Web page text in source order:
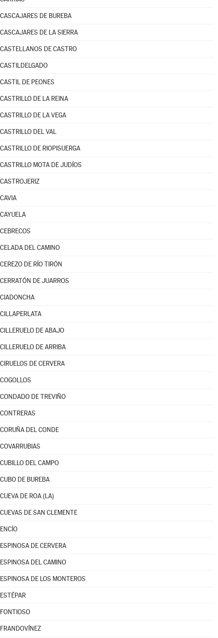
CASCAJARES DE BUREBA
CASCAJARES DE LA SIERRA
CASTELLANOS DE CASTRO
CASTILDELGADO
CASTIL DE PEONES
CASTRILLO DE LA REINA
CASTRILLO DE LA VEGA
CASTRILLO DEL VAL
CASTRILLO DE RIOPISUERGA
CASTRILLO MOTA DE JUDÍOS
CASTROJERIZ
CAVIA
CAYUELA
CEBRECOS
CELADA DEL CAMINO
CEREZO DE RÍO TIRÓN
CERRATÓN DE JUARROS
CIADONCHA
CILLAPERLATA
CILLERUELO DE ABAJO
CILLERUELO DE ARRIBA
CIRUELOS DE CERVERA
COGOLLOS
CONDADO DE TREVIÑO
CONTRERAS
CORUÑA DEL CONDE
COVARRUBIAS
CUBILLO DEL CAMPO
CUBO DE BUREBA
CUEVA DE ROA (LA)
CUEVAS DE SAN CLEMENTE
ENCÍO
ESPINOSA DE CERVERA
ESPINOSA DEL CAMINO
ESPINOSA DE LOS MONTEROS
ESTÉPAR
FONTIOSO
FRANDOVÍNEZ